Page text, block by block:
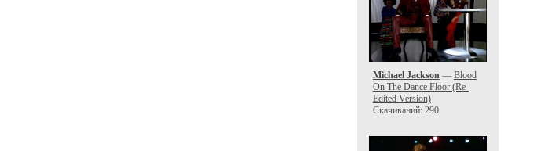
Michael Jackson— Blood
On The Dance Floor (Re-
Edited Version)
Скачиваний: 290